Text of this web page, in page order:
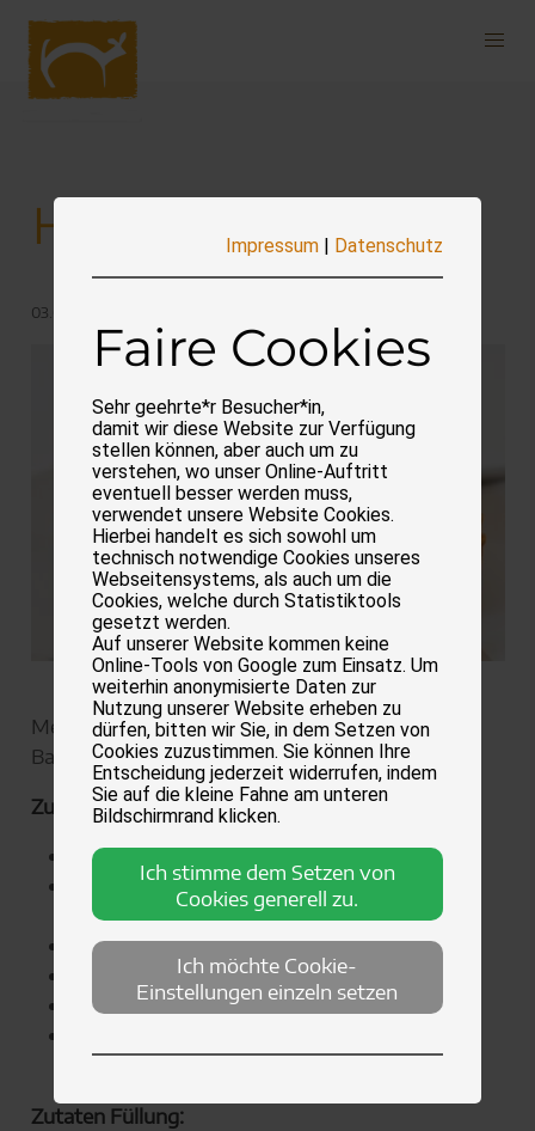
Navigation
überspringen
Heidelbeer-Tarte
03.09.2023
Menge: 1 Tarte mit Ø 22 cm
Backzeit: 30 Minuten
Zutaten Mürbeteig:
160 g Mehl
110 g Pflanzenmargarine, gut gekühlt (z. B.
Alsan)
40 g Zucker
2 Msp. Backpulver
1 Prise Salz
Zutaten Füllung:
Impressum Datenschutz
Faire Cookies
Sehr geehrte*r Besucher*in,
damit wir diese Website zur Verfügung
stellen können, aber auch um zu
verstehen, wo unser Online-Auftritt
eventuell besser werden muss,
verwendet unsere Website Cookies.
Hierbei handelt es sich sowohl um
technisch notwendige Cookies unseres
Webseitensystems, als auch um die
Cookies, welche durch Statistiktools
gesetzt werden.
Auf unserer Website kommen keine
Online-Tools von Google zum Einsatz. Um
weiterhin anonymisierte Daten zur
Nutzung unserer Website erheben zu
dürfen, bitten wir Sie, in dem Setzen von
Cookies zuzustimmen. Sie können Ihre
Entscheidung jederzeit widerrufen, indem
Sie auf die kleine Fahne am unteren
Bildschirmrand klicken.
Ich stimme dem Setzen von
Cookies generell zu.
Ich möchte Cookie-
Einstellungen einzeln setzen